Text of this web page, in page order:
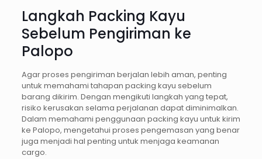
Langkah Packing Kayu
Sebelum Pengiriman ke
Palopo
Agar proses pengiriman berjalan lebih aman, penting
untuk memahami tahapan packing kayu sebelum
barang dikirim. Dengan mengikuti langkah yang tepat,
risiko kerusakan selama perjalanan dapat diminimalkan.
Dalam memahami penggunaan packing kayu untuk kirim
ke Palopo, mengetahui proses pengemasan yang benar
juga menjadi hal penting untuk menjaga keamanan
cargo.